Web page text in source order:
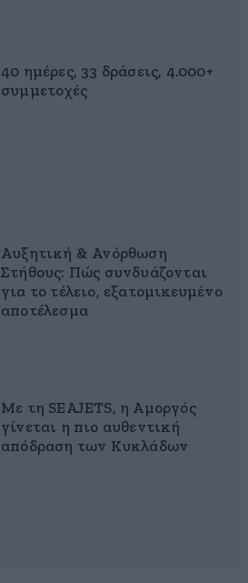
40 ημέρες, 33 δράσεις, 4.000+
συμμετοχές
Αυξητική & Ανόρθωση
Στήθους: Πώς συνδυάζονται
για το τέλειο, εξατομικευμένο
αποτέλεσμα
Με τη SEAJETS, η Αμοργός
γίνεται η πιο αυθεντική
απόδραση των Κυκλάδων